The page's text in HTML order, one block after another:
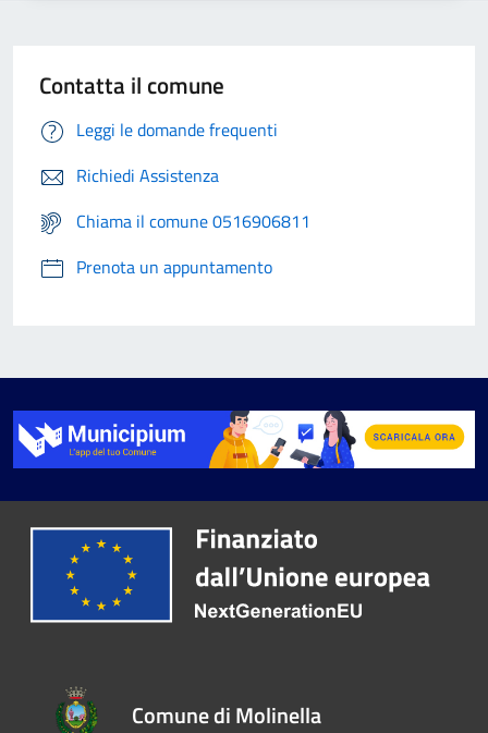
Contatta il comune
Leggi le domande frequenti
Richiedi Assistenza
Chiama il comune 0516906811
Prenota un appuntamento
Comune di Molinella